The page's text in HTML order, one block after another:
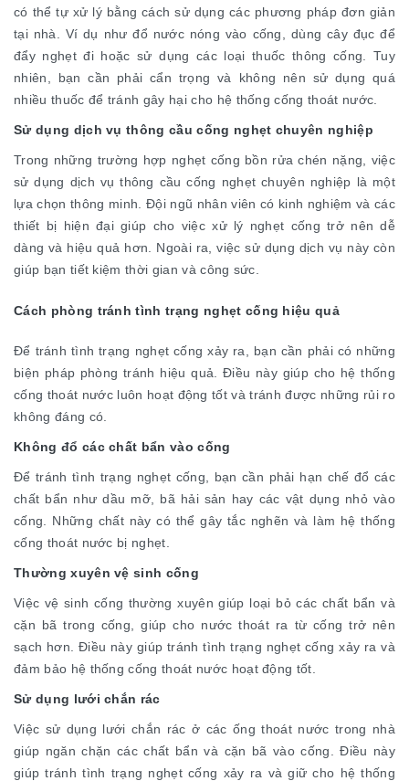
có thể tự xử lý bằng cách sử dụng các phương pháp đơn giản
tại nhà. Ví dụ như đổ nước nóng vào cống, dùng cây đục để
đẩy nghẹt đi hoặc sử dụng các loại thuốc thông cống. Tuy
nhiên, bạn cần phải cẩn trọng và không nên sử dụng quá
nhiều thuốc để tránh gây hại cho hệ thống cống thoát nước.
Sử dụng dịch vụ thông cầu cống nghẹt chuyên nghiệp
Trong những trường hợp nghẹt cống bồn rửa chén nặng, việc
sử dụng dịch vụ thông cầu cống nghẹt chuyên nghiệp là một
lựa chọn thông minh. Đội ngũ nhân viên có kinh nghiệm và các
thiết bị hiện đại giúp cho việc xử lý nghẹt cống trở nên dễ
dàng và hiệu quả hơn. Ngoài ra, việc sử dụng dịch vụ này còn
giúp bạn tiết kiệm thời gian và công sức.
Cách phòng tránh tình trạng nghẹt cống hiệu quả
Để tránh tình trạng nghẹt cống xảy ra, bạn cần phải có những
biện pháp phòng tránh hiệu quả. Điều này giúp cho hệ thống
cống thoát nước luôn hoạt động tốt và tránh được những rủi ro
không đáng có.
Không đổ các chất bẩn vào cống
Để tránh tình trạng nghẹt cống, bạn cần phải hạn chế đổ các
chất bẩn như dầu mỡ, bã hải sản hay các vật dụng nhỏ vào
cống. Những chất này có thể gây tắc nghẽn và làm hệ thống
cống thoát nước bị nghẹt.
Thường xuyên vệ sinh cống
Việc vệ sinh cống thường xuyên giúp loại bỏ các chất bẩn và
cặn bã trong cống, giúp cho nước thoát ra từ cống trở nên
sạch hơn. Điều này giúp tránh tình trạng nghẹt cống xảy ra và
đảm bảo hệ thống cống thoát nước hoạt động tốt.
Sử dụng lưới chắn rác
Việc sử dụng lưới chắn rác ở các ống thoát nước trong nhà
giúp ngăn chặn các chất bẩn và cặn bã vào cống. Điều này
giúp tránh tình trạng nghẹt cống xảy ra và giữ cho hệ thống